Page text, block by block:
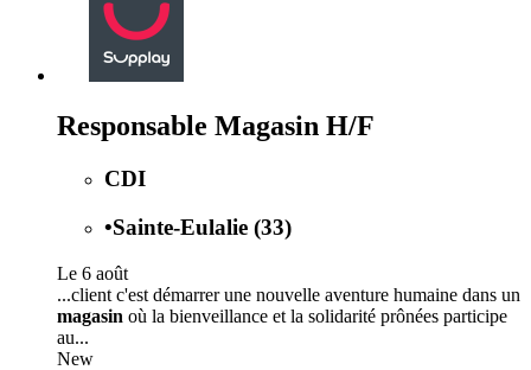
Responsable Magasin H/F
CDI
•Sainte-Eulalie (33)
Le 6 août
...client c'est démarrer une nouvelle aventure humaine dans un
magasin où la bienveillance et la solidarité prônées participe
au...
New